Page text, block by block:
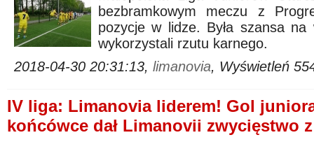
bezbramkowym meczu z
pozycje w lidze. Była szansa
wykorzystali rzutu karnego.
2018-04-30 20:31:13, limanovia, Wyświetleń
IV liga: Limanovia liderem! Gol
końcówce dał Limanovii zwycięstwo